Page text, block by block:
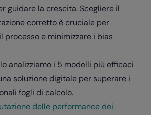
guidare la crescita. Scegliere il
corretto è cruciale per
processo e minimizzare i bias
analizziamo i 5 modelli più efficaci
soluzione digitale per superare i
fogli di calcolo.
delle performance dei